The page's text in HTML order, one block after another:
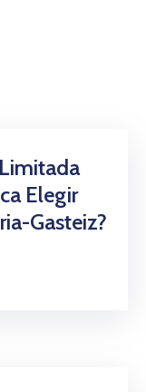
Elegir
Gasteiz?